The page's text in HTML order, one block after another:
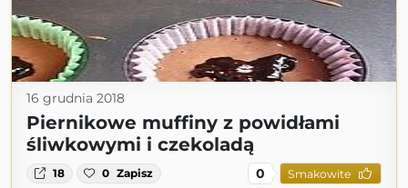
16 grudnia 2018
Piernikowe muffiny z powidłami
śliwkowymi i czekoladą
18 0 Zapisz 0 Smakowite